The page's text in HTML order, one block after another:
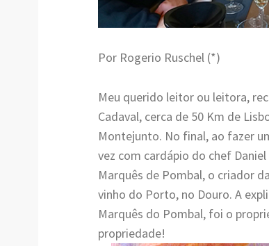
Por Rogerio Ruschel (*)
Meu querido leitor ou leitora,
Cadaval, cerca de 50 Km de
Montejunto. No final, ao fazer
vez com cardápio do chef
Marquês de Pombal, o criador
vinho do Porto, no Douro. A
Marquês do Pombal, foi o
propriedade!